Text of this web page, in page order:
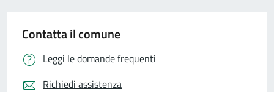
Contatta il comune
Leggi le domande frequenti
Richiedi assistenza